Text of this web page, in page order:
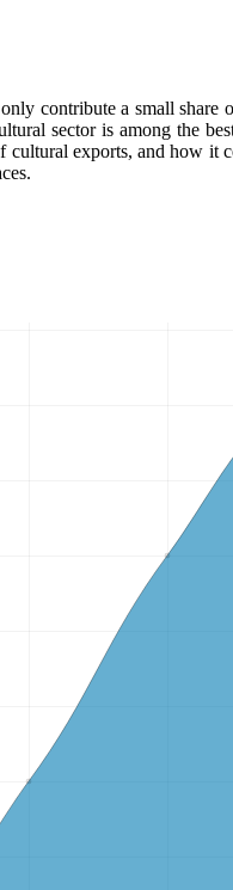
contribute a small
sector is among the
exports, and how